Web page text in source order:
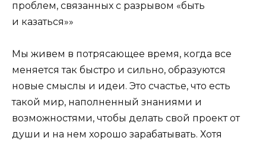
проблем, связанных с разрывом «быть
и казаться»»
Мы живем в потрясающее время, когда все
меняется так быстро и сильно, образуются
новые смыслы и идеи. Это счастье, что есть
такой мир, наполненный знаниями и
возможностями, чтобы делать свой проект от
души и на нем хорошо зарабатывать. Хотя